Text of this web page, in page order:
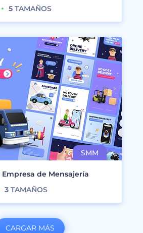
5 TAMAÑOS
de Mensajería
3 TAMAÑOS
CARGAR MÁS